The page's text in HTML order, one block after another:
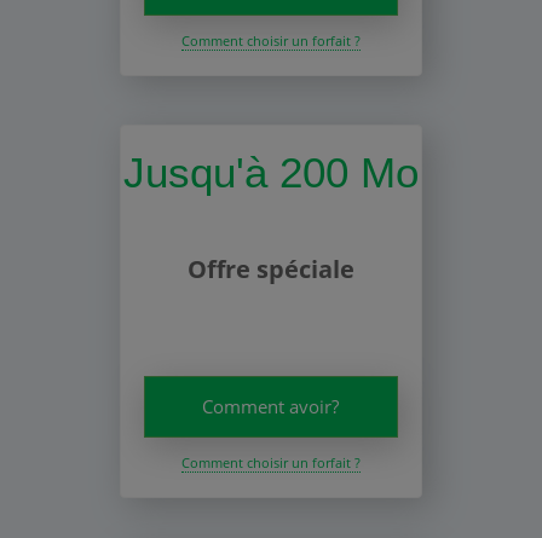
Comment choisir un forfait ?
Jusqu'à 200 Mo
Offre spéciale
Comment avoir?
Comment choisir un forfait ?